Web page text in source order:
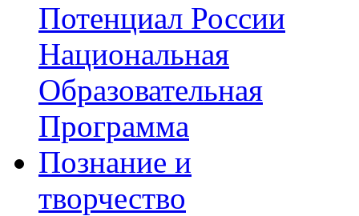
Потенциал России
Национальная
Образовательная
Программа
Познание и
творчество